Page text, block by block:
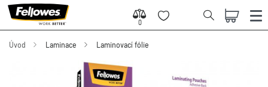
0
0
Úvod Laminace Laminovací fólie